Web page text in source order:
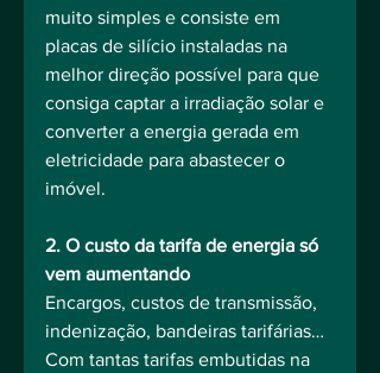
muito simples e consiste em
placas de silício instaladas na
melhor direção possível para que
consiga captar a irradiação solar e
converter a energia gerada em
eletricidade para abastecer o
imóvel.
2. O custo da tarifa de energia só
vem aumentando
Encargos, custos de transmissão,
indenização, bandeiras tarifárias…
Com tantas tarifas embutidas na